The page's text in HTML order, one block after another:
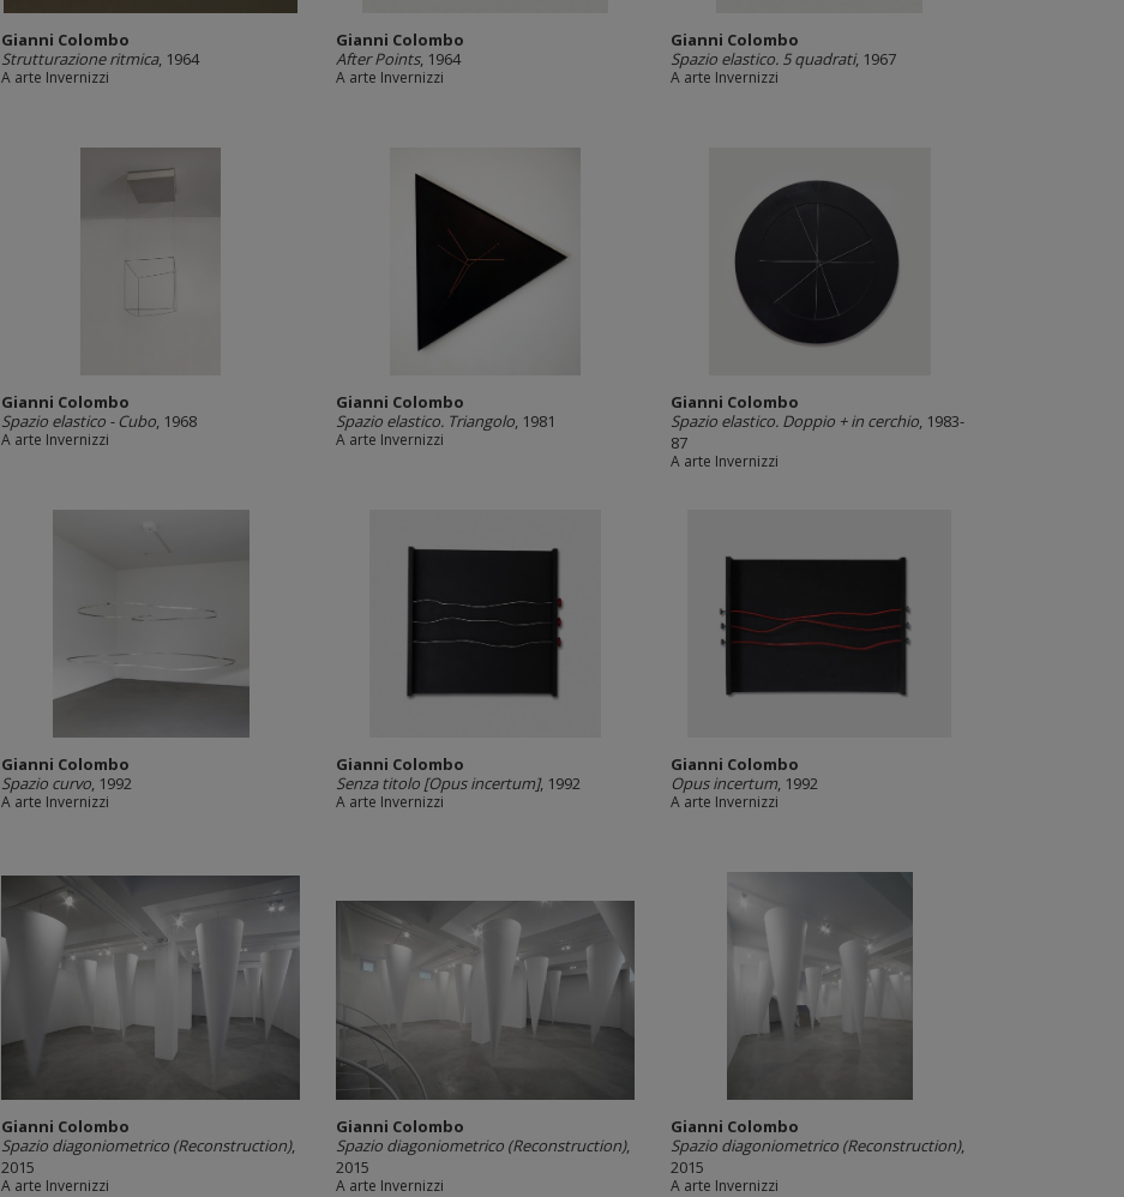
Gianni Colombo
Strutturazione ritmica, 1964
A arte Invernizzi
Gianni Colombo
After Points, 1964
A arte Invernizzi
Gianni Colombo
Spazio elastico. 5 quadrati, 1967
A arte Invernizzi
Gianni Colombo
Spazio elastico - Cubo, 1968
A arte Invernizzi
Gianni Colombo
Spazio elastico. Triangolo, 1981
A arte Invernizzi
Gianni Colombo
Spazio elastico. Doppio + in cerchio, 1983-
87
A arte Invernizzi
Gianni Colombo
Spazio curvo, 1992
A arte Invernizzi
Gianni Colombo
Senza titolo [Opus incertum], 1992
A arte Invernizzi
Gianni Colombo
Opus incertum, 1992
A arte Invernizzi
Gianni Colombo
Spazio diagoniometrico (Reconstruction),
2015
A arte Invernizzi
Gianni Colombo
Spazio diagoniometrico (Reconstruction),
2015
A arte Invernizzi
Gianni Colombo
Spazio diagoniometrico (Reconstruction),
2015
A arte Invernizzi